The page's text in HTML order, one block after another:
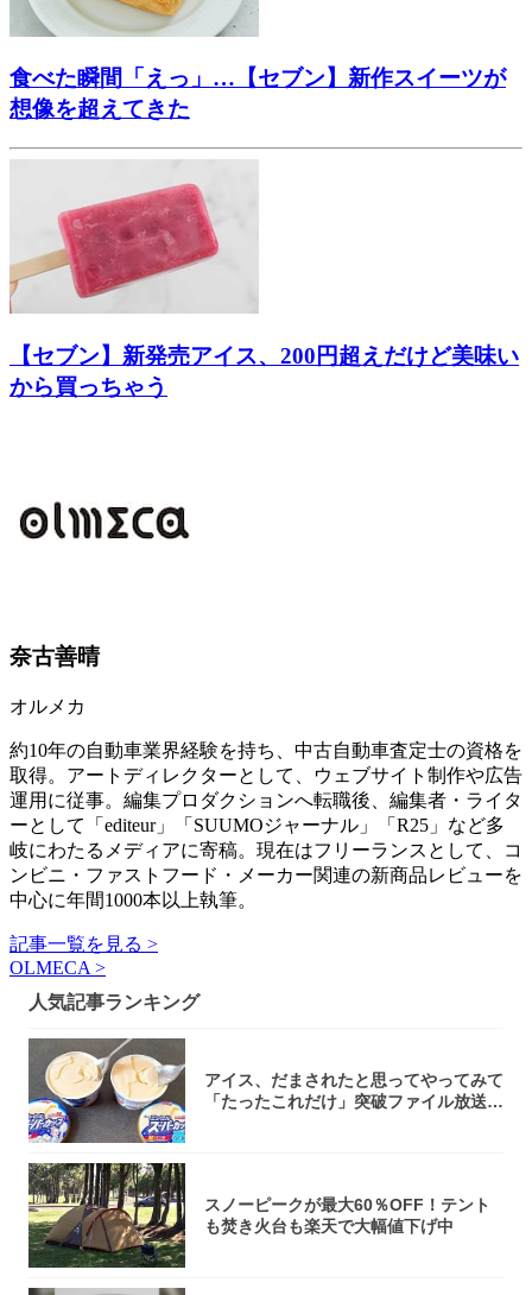
食べた瞬間「えっ」…【セブン】新作スイーツが
想像を超えてきた
【セブン】新発売アイス、200円超えだけど美味い
から買っちゃう
奈古善晴
オルメカ
約10年の自動車業界経験を持ち、中古自動車査定士の資格を
取得。アートディレクターとして、ウェブサイト制作や広告
運用に従事。編集プロダクションへ転職後、編集者・ライタ
ーとして「editeur」「SUUMOジャーナル」「R25」など多
岐にわたるメディアに寄稿。現在はフリーランスとして、コ
ンビニ・ファストフード・メーカー関連の新商品レビューを
中心に年間1000本以上執筆。
記事一覧を見る >
OLMECA >
人気記事ランキング
アイス、だまされたと思ってやってみて
「たったこれだけ」突破ファイル放送で
スノーピークが最大60％OFF！テント
も焚き火台も楽天で大幅値下げ中